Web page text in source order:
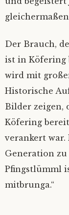
Der Brauch,
ist in Köfering
wird mit
Historische
Bilder zeigen,
Köfering
verankert war.
Generation zu
Pfingstlümml
mitbrunga.“